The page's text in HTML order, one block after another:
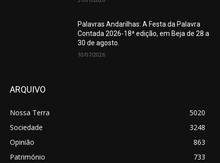
Palavras Andarilhas: A Festa da Palavra
Contada 2026-18ª edição, em Beja de 28 a
30 de agosto.
10/07/2026
ARQUIVO
Nossa Terra
5020
Sociedade
3248
Opinião
863
Património
733